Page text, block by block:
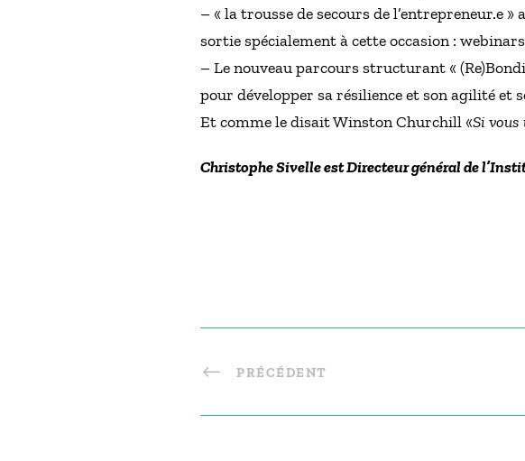
– « la trousse de secours de l’entrepreneur.e
sortie spécialement à cette occasion :
– Le nouveau parcours structurant «
pour développer sa résilience et son agilité et
Et comme le disait Winston Churchill «Si vous
Christophe Sivelle est Directeur général de
PRÉCÉDENT